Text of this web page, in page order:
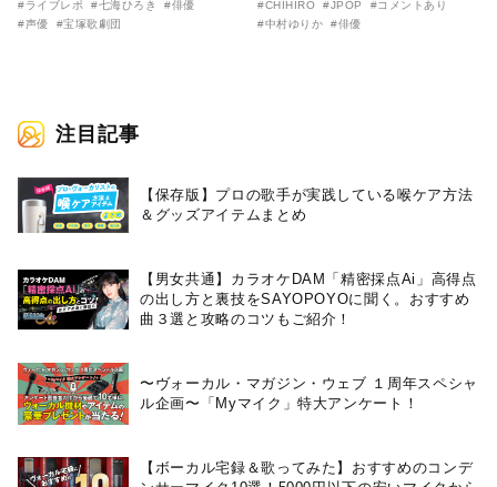
One-man
#ライブレポ #七海ひろき
#俳優
#声優
#宝塚歌劇団
21時にプレミア公開！
#CHIHIRO #JPOP
#コメントあり
#中村ゆりか
#俳優
注目記事
【保存版】プロの歌手が実践している喉ケア⽅法
＆グッズアイテムまとめ
【男女共通】カラオケDAM「精密採点Ai」高得点
の出し方と裏技をSAYOPOYOに聞く。おすすめ
曲３選と攻略のコツもご紹介！
〜ヴォーカル・マガジン・ウェブ １周年スペシャ
ル企画〜「Myマイク」特大アンケート！
【ボーカル宅録＆歌ってみた】おすすめのコンデ